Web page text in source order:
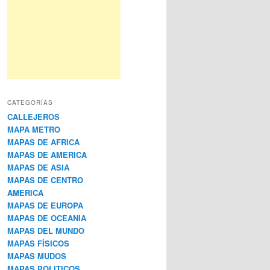
CATEGORÍAS
CALLEJEROS
MAPA METRO
MAPAS DE AFRICA
MAPAS DE AMERICA
MAPAS DE ASIA
MAPAS DE CENTRO
AMERICA
MAPAS DE EUROPA
MAPAS DE OCEANIA
MAPAS DEL MUNDO
MAPAS FÍSICOS
MAPAS MUDOS